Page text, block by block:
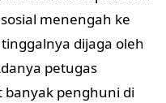
menengah ke
dijaga oleh
petugas
penghuni di